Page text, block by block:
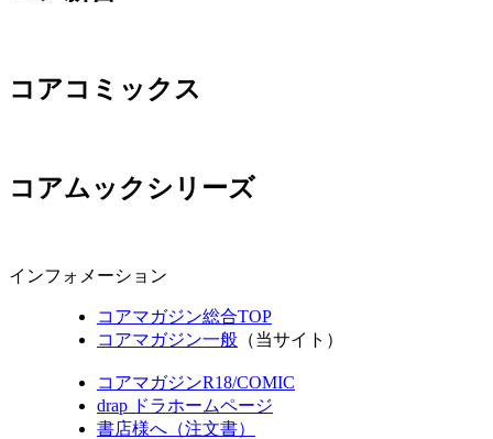
コアコミックス
コアムックシリーズ
インフォメーション
コアマガジン総合TOP
コアマガジン一般 （当サイト）
コアマガジンR18/COMIC
drap ドラホームページ
書店様へ（注文書）